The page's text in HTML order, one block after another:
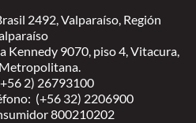
2492, Valparaíso, Región
Kennedy 9070, piso 4, Vitacura,
2) 26793100
(+56 32) 2206900
800210202